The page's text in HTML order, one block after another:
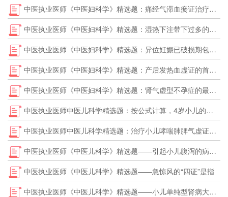
中医执业医师《中医妇科学》精选题：痛经气滞血瘀证治疗选用的方剂是
中医执业医师《中医妇科学》精选题：湿热下注带下过多的治法是
中医执业医师《中医妇科学》精选题：异位妊娠已破损期包块型的治法是
中医执业医师《中医妇科学》精选题：产后发热血虚证的首选方
中医执业医师《中医妇科学》精选题：肾气虚型不孕症的最佳选方是
中医执业医师中医儿科学精选题：按公式计算，4岁小儿的身高应为
中医执业医师中医儿科学精选题：治疗小儿哮喘肺脾气虚证首选方是
中医执业医师《中医儿科学》精选题——引起小儿腹泻的病因不包括的是
中医执业医师《中医儿科学》精选题——急惊风的“四证”是指
中医执业医师《中医儿科学》精选题——小儿单纯型肾病大量蛋白尿的定量标准是